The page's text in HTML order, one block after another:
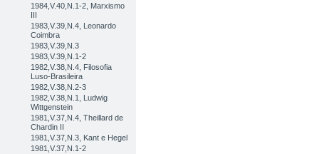
1984,V.40,N.1-2, Marxismo
III
1983,V.39,N.4, Leonardo
Coimbra
1983,V.39,N.3
1983,V.39,N.1-2
1982,V.38,N.4, Filosofia
Luso-Brasileira
1982,V.38,N.2-3
1982,V.38,N.1, Ludwig
Wittgenstein
1981,V.37,N.4, Theillard de
Chardin II
1981,V.37,N.3, Kant e Hegel
1981,V.37,N.1-2